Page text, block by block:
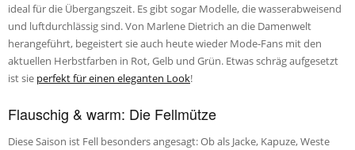
ideal für die Übergangszeit. Es gibt sogar Modelle, die wasserabweisend
und luftdurchlässig sind. Von Marlene Dietrich an die Damenwelt
herangeführt, begeistert sie auch heute wieder Mode-Fans mit den
aktuellen Herbstfarben in Rot, Gelb und Grün. Etwas schräg aufgesetzt
ist sie perfekt für einen eleganten Look!
Flauschig & warm: Die Fellmütze
Diese Saison ist Fell besonders angesagt: Ob als Jacke, Kapuze, Weste